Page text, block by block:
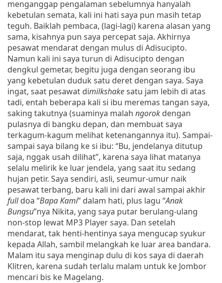
menganggap pengalaman sebelumnya hanyalah
kebetulan semata, kali ini hati saya pun masih tetap
teguh. Baiklah pembaca, (lagi-lagi) karena alasan yang
sama, kisahnya pun saya percepat saja. Akhirnya
pesawat mendarat dengan mulus di Adisucipto.
Namun kali ini saya turun di Adisucipto dengan
dengkul gemetar, begitu juga dengan seorang ibu
yang kebetulan duduk satu deret dengan saya. Saya
ingat, saat pesawat dimilkshakesatu jam lebih di atas
tadi, entah beberapa kali si ibu meremas tangan saya,
saking takutnya (suaminya malah ngorok dengan
pulasnya di bangku depan, dan membuat saya
terkagum-kagum melihat ketenangannya itu). Sampai-
sampai saya bilang ke si ibu: “Bu, jendelanya ditutup
saja, nggak usah dilihat”, karena saya lihat matanya
selalu melirik ke luar jendela, yang saat itu sedang
hujan petir. Saya sendiri, asli, seumur-umur naik
pesawat terbang, baru kali ini dari awal sampai akhir
fulldoa “Bapa Kami” dalam hati, plus lagu “Anak
Bungsu”nya Nikita, yang saya putar berulang-ulang
non-stop lewat MP3 Player saya. Dan setelah
mendarat, tak henti-hentinya saya mengucap syukur
kepada Allah, sambil melangkah ke luar area bandara.
Malam itu saya menginap dulu di kos saya di daerah
Klitren, karena sudah terlalu malam untuk ke Jombor
mencari bis ke Magelang.